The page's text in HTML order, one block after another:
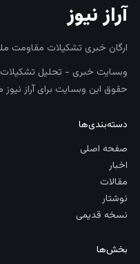
آراز نیوز
ارگان خبری تشکیلات مقاومت
وبسایت خبری - تحلیل تشکیلات
حقوق این وبسایت برای آراز
دسته‌بندی‌ها
صفحه اصلی
اخبار
مقالات
نوشتار
نسخه قدیمی
بخش‌ها